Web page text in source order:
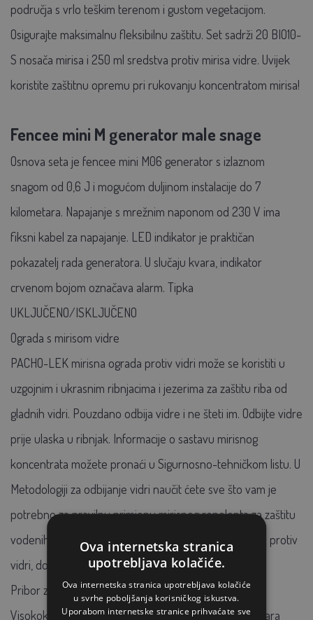
područja s vrlo teškim terenom i gustom vegetacijom.
Osigurajte maksimalnu fleksibilnu zaštitu. Set sadrži 20 BIO10-
S nosača mirisa i 250 ml sredstva protiv mirisa vidre. Uvijek
koristite zaštitnu opremu pri rukovanju koncentratom mirisa!
Fencee mini M generator male snage
Osnova seta je fencee mini M06 generator s izlaznom
snagom od 0,6 J i mogućom duljinom instalacije do 7
kilometara. Napajanje s mrežnim naponom od 230 V ima
fiksni kabel za napajanje. LED indikator je praktičan
pokazatelj rada generatora. U slučaju kvara, indikator
crvenom bojom označava alarm. Tipka
UKLJUČENO/ISKLJUČENO
Ograda s mirisom vidre
PACHO-LEK mirisna ograda protiv vidri može se koristiti u
uzgojnim i ukrasnim ribnjacima i jezerima za zaštitu riba od
gladnih vidri. Pouzdano odbija vidre i ne šteti im. Odbijte vidre
prije ulaska u ribnjak. Informacije o sastavu mirisnog
koncentrata možete pronaći u Sigurnosno-tehničkom listu. U
Metodologiji za odbijanje vidri naučit ćete sve što vam je
potrebno za pravilnu primjenu mirisnog repelenta za zaštitu
vodenih površina. Daljnje informacije o mirisnoj ogradi protiv
vidri, doziranju i primjeni.
Pribor za sastavljanje električne ograde za vidre
Visokokvalitetna diskretna zelena žica duljine 100 metara
Ova internetska stranica
upotrebljava kolačiće.
Ova internetska stranica upotrebljava kolačiće
u svrhe poboljšanja korisničkog iskustva.
Uporabom internetske stranice prihvaćate sve